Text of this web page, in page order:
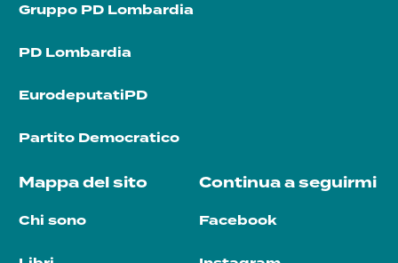
Gruppo PD Lombardia
PD Lombardia
EurodeputatiPD
Partito Democratico
Mappa del sito
Chi sono
Continua a seguirmi
Facebook